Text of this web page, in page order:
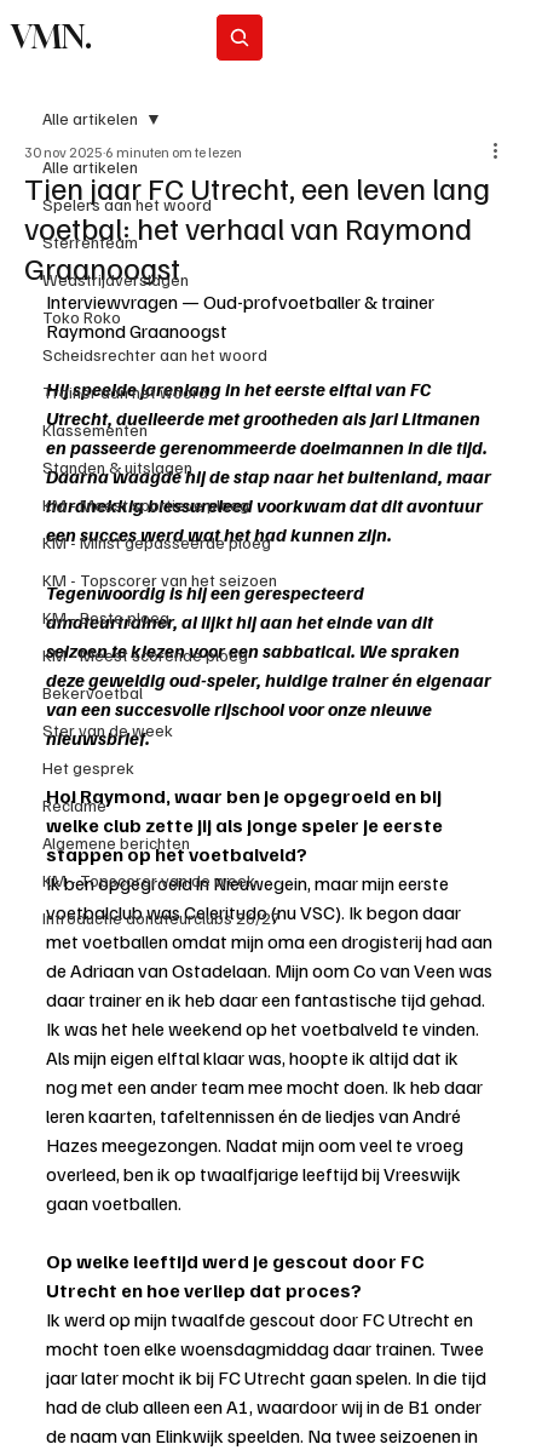
VMN.
Alle artikelen
Spelers aan het woord
Sterrenteam
Wedstrijdverslagen
Toko Roko
Scheidsrechter aan het woord
Trainer aan het woord
Klassementen
Standen & uitslagen
KM - Meest sportieve ploeg
KM - Minst gepasseerde ploeg
KM - Topscorer van het seizoen
KM - Beste ploeg
KM - Meest scorende ploeg
Bekervoetbal
Ster van de week
Het gesprek
Reclame
Algemene berichten
KM - Topscorer van de week
Introductie donateurclubs 26/27
Alle artikelen
Tien jaar FC Utrecht, een leven lang
voetbal: het verhaal van Raymond
Graanoogst
30 nov 2025 6 minuten om te lezen
Interviewvragen — Oud-profvoetballer & trainer
Raymond Graanoogst
Hij speelde jarenlang in het eerste elftal van FC
Utrecht, duelleerde met grootheden als Jari Litmanen
en passeerde gerenommeerde doelmannen in die tijd.
Daarna waagde hij de stap naar het buitenland, maar
hardnekkig blessureleed voorkwam dat dit avontuur
een succes werd wat het had kunnen zijn.
Tegenwoordig is hij een gerespecteerd
amateurtrainer, al lijkt hij aan het einde van dit
seizoen te kiezen voor een sabbatical. We spraken
deze geweldig oud-speler, huidige trainer én eigenaar
van een succesvolle rijschool voor onze nieuwe
nieuwsbrief.
Hoi Raymond, waar ben je opgegroeid en bij
welke club zette jij als jonge speler je eerste
stappen op het voetbalveld?
Ik ben opgegroeid in Nieuwegein, maar mijn eerste
voetbalclub was Celeritudo (nu VSC). Ik begon daar
met voetballen omdat mijn oma een drogisterij had aan
de Adriaan van Ostadelaan. Mijn oom Co van Veen was
daar trainer en ik heb daar een fantastische tijd gehad.
Ik was het hele weekend op het voetbalveld te vinden.
Als mijn eigen elftal klaar was, hoopte ik altijd dat ik
nog met een ander team mee mocht doen. Ik heb daar
leren kaarten, tafeltennissen én de liedjes van André
Hazes meegezongen. Nadat mijn oom veel te vroeg
overleed, ben ik op twaalfjarige leeftijd bij Vreeswijk
gaan voetballen.
Op welke leeftijd werd je gescout door FC
Utrecht en hoe verliep dat proces?
Ik werd op mijn twaalfde gescout door FC Utrecht en
mocht toen elke woensdagmiddag daar trainen. Twee
jaar later mocht ik bij FC Utrecht gaan spelen. In die tijd
had de club alleen een A1, waardoor wij in de B1 onder
de naam van Elinkwijk speelden. Na twee seizoenen in